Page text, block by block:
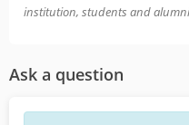
institution, students and
Ask a question